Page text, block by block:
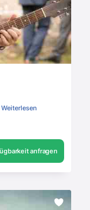
Weiterlesen
anfragen